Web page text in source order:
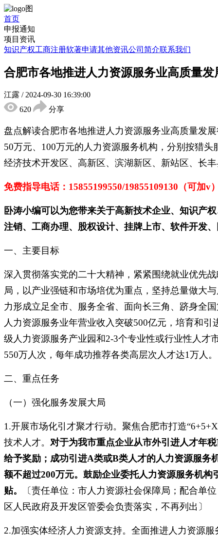
首页
申报通知
项目资讯
知识产权工商注册软著申请其他资讯公司简介联系我们
合肥市各地推进人力资源服务业高质量
江露 / 2024-09-30 16:39:00
620
分享
盘点解读合肥市各地推进人力资源服务业高质量发
50万元、100万元的人力资源服务机构，分别按猎
经济技术开发区、高新区、滨湖新区、新站区、长
免费指导电话： 15855199550/19855109130（可加v
卧涛小编可以为您带来关于高新技术企业、知识产
注销、工商办理、股权设计、挂牌上市、软件开发
一、主要目标
深入贯彻落实党的二十大精神，紧紧围绕就业优先
局，以产业强链和市场培优为重点，坚持总量做大
力形成立足全市、服务全省、面向长三角、跻身全
人力资源服务业年营业收入突破500亿元，培育和
级人力资源服务产业园和2-3个专业性或行业性人才
550万人次，每年成功推荐各类高层次人才达1万人。
二、重点任务
（一）强化服务发展大局
1.开展市场化引才聚才行动。聚焦合肥市打造
技术人才。 对于为我市重点企业从市外引进人才年
给予奖励；成功引进A类或B类人才的人力资源服务
额不超过200万元。鼓励企业委托人力资源服务机
贴。
〔责任单位：市人力资源社会保障局；配合单
区人民政府及开发区管委会负责落实，不再列出〕
2.加强实体经济人力资源支持。全面推进人力资源